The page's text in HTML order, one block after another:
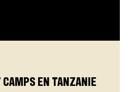
CAMPS EN TANZANIE